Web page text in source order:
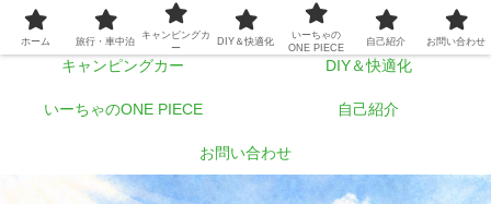
ホーム 旅行・車中泊
キャンピングカー DIY＆快適化
いーちゃのONE PIECE 自己紹介
お問い合わせ
ホーム 旅行・車中泊
キャンピングカ
ー
DIY＆快適化
いーちゃの
ONE PIECE
自己紹介 お問い合わせ